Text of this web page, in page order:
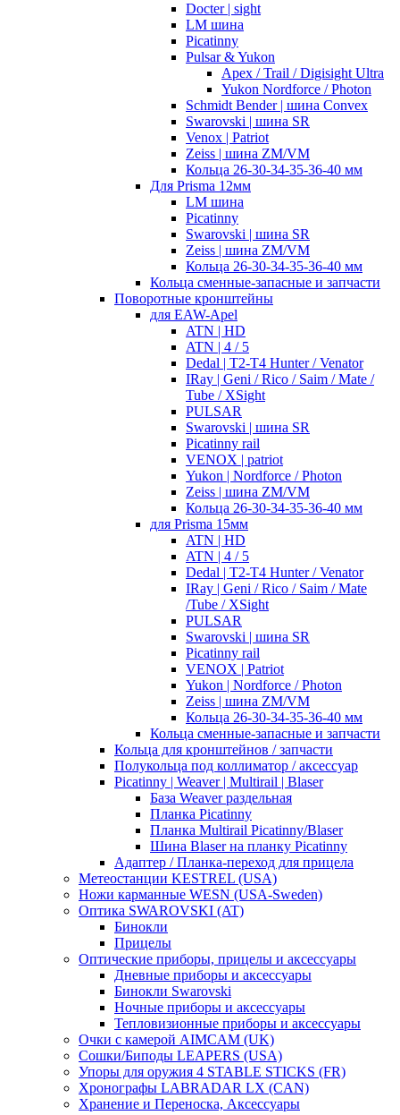
Docter | sight
LM шина
Picatinny
Pulsar & Yukon
Apex / Trail / Digisight Ultra
Yukon Nordforce / Photon
Schmidt Bender | шина Convex
Swarovski | шина SR
Venox | Patriot
Zeiss | шина ZM/VM
Кольца 26-30-34-35-36-40 мм
Для Prisma 12мм
LM шина
Picatinny
Swarovski | шина SR
Zeiss | шина ZM/VM
Кольца 26-30-34-35-36-40 мм
Кольца сменные-запасные и запчасти
Поворотные кронштейны
для EAW-Apel
ATN | HD
ATN | 4 / 5
Dedal | T2-T4 Hunter / Venator
IRay | Geni / Rico / Saim / Mate /
Tube / XSight
PULSAR
Swarovski | шина SR
Picatinny rail
VENOX | patriot
Yukon | Nordforce / Photon
Zeiss | шина ZM/VM
Кольца 26-30-34-35-36-40 мм
для Prisma 15мм
ATN | HD
ATN | 4 / 5
Dedal | T2-T4 Hunter / Venator
IRay | Geni / Rico / Saim / Mate
/Tube / XSight
PULSAR
Swarovski | шина SR
Picatinny rail
VENOX | Patriot
Yukon | Nordforce / Photon
Zeiss | шина ZM/VM
Кольца 26-30-34-35-36-40 мм
Кольца сменные-запасные и запчасти
Кольца для кронштейнов / запчасти
Полукольца под коллиматор / аксессуар
Picatinny | Weaver | Multirail | Blaser
База Weaver раздельная
Планка Picatinny
Планка Multirail Picatinny/Blaser
Шина Blaser на планку Picatinny
Адаптер / Планка-переход для прицела
Метеостанции KESTREL (USA)
Ножи карманные WESN (USA-Sweden)
Оптика SWAROVSKI (AT)
Бинокли
Прицелы
Оптические приборы, прицелы и аксессуары
Дневные приборы и аксессуары
Бинокли Swarovski
Ночные приборы и аксессуары
Тепловизионные приборы и аксессуары
Очки с камерой AIMCAM (UK)
Сошки/Биподы LEAPERS (USA)
Упоры для оружия 4 STABLE STICKS (FR)
Хронографы LABRADAR LX (CAN)
Хранение и Переноска, Аксессуары